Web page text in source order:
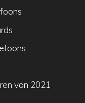
van 2021